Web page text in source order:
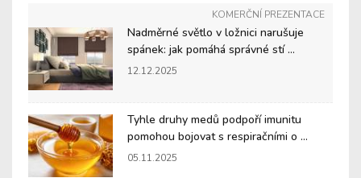
KOMERČNÍ PREZENTACE
Nadměrné světlo v ložnici narušuje
spánek: jak pomáhá správné stí ...
12.12.2025
Tyhle druhy medů podpoří imunitu
pomohou bojovat s respiračními o ...
05.11.2025